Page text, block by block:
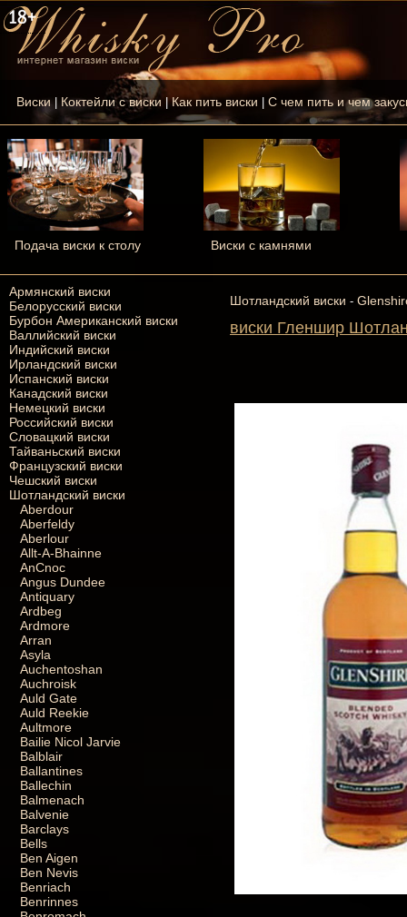
Виски| Коктейли с виски |Как пить виски С чем пить и чем
Подача виски к столу Виски с камнями
Армянский виски
Белорусский виски
Бурбон Американский виски
Валлийский виски
Индийский виски
Ирландский виски
Испанский виски
Канадский виски
Немецкий виски
Российский виски
Словацкий виски
Тайваньский виски
Французский виски
Чешский виски
Шотландский виски
Aberdour
Aberfeldy
Aberlour
Allt-A-Bhainne
AnCnoc
Angus Dundee
Antiquary
Ardbeg
Ardmore
Arran
Asyla
Auchentoshan
Auchroisk
Auld Gate
Auld Reekie
Aultmore
Bailie Nicol Jarvie
Balblair
Ballantines
Ballechin
Balmenach
Balvenie
Barclays
Bells
Ben Aigen
Ben Nevis
Benriach
Benrinnes
Шотландский виски -
виски Гленшир